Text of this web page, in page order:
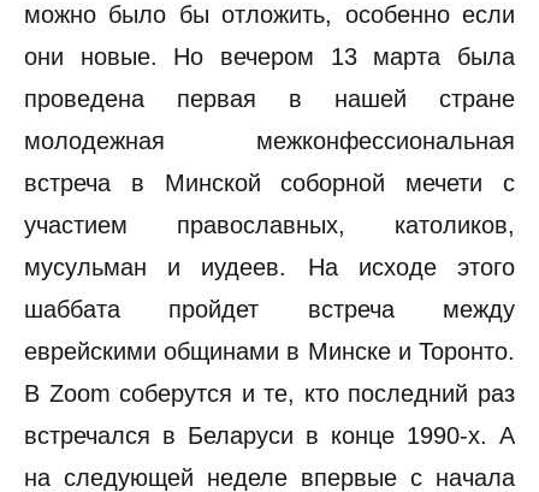
можно было бы отложить, особенно если
они новые. Но вечером 13 марта была
проведена первая в нашей стране
молодежная межконфессиональная
встреча в Минской соборной мечети с
участием православных, католиков,
мусульман и иудеев. На исходе этого
шаббата пройдет встреча между
еврейскими общинами в Минске и Торонто.
В Zoom соберутся и те, кто последний раз
встречался в Беларуси в конце 1990-х. А
на следующей неделе впервые с начала